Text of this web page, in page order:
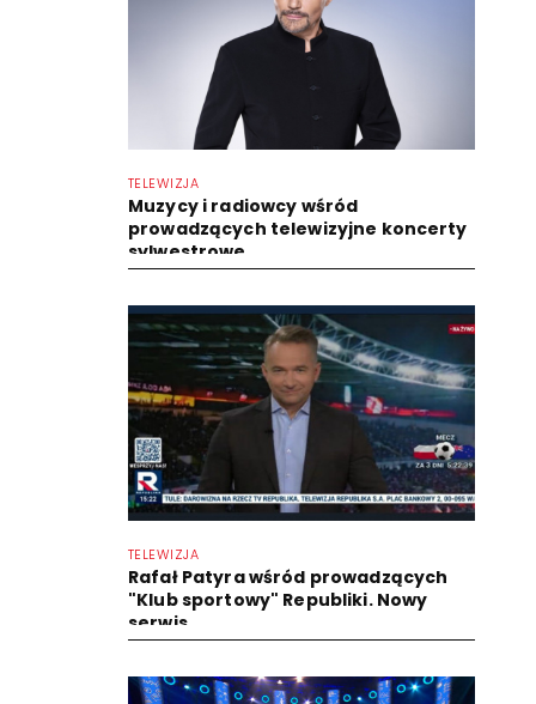
TELEWIZJA
Muzycy i radiowcy wśród
prowadzących telewizyjne koncerty
sylwestrowe
TELEWIZJA
Rafał Patyra wśród prowadzących
"Klub sportowy" Republiki. Nowy
serwis